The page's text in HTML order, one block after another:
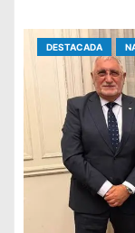
DESTACADA